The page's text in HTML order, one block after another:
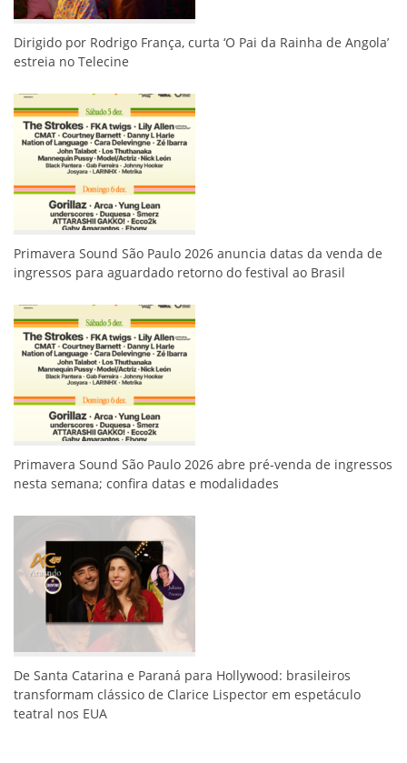
Dirigido por Rodrigo França, curta ‘O Pai da Rainha de Angola’
estreia no Telecine
Primavera Sound São Paulo 2026 anuncia datas da venda de
ingressos para aguardado retorno do festival ao Brasil
Primavera Sound São Paulo 2026 abre pré-venda de ingressos
nesta semana; confira datas e modalidades
De Santa Catarina e Paraná para Hollywood: brasileiros
transformam clássico de Clarice Lispector em espetáculo
teatral nos EUA